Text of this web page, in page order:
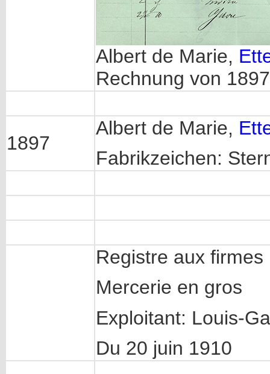
Albert de Marie,
Rechnung von
1897
Albert de Marie,
Fabrikzeichen:
Registre aux
Mercerie en gros
Exploitant: Louis-
Du 20 juin 1910